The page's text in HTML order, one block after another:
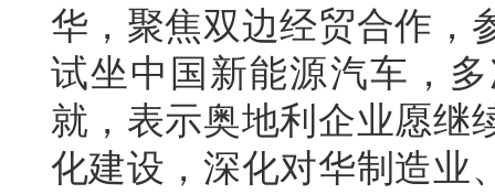
华，聚焦双边经贸合作，
试坐中国新能源汽车，
就，表示奥地利企业愿继
化建设，深化对华制造业